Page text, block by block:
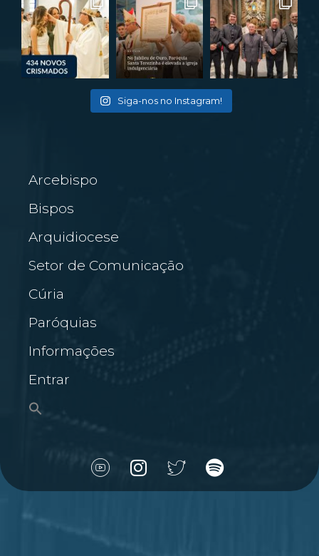
Siga-nos no Instagram!
Arcebispo
Bispos
Arquidiocese
Setor de Comunicação
Cúria
Paróquias
Informações
Entrar